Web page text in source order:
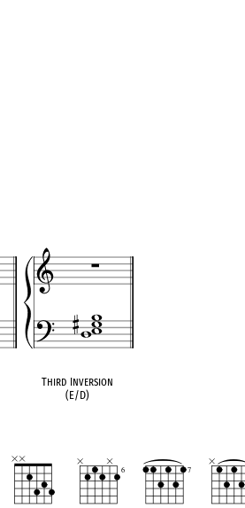
Third Inversion
(E/D)